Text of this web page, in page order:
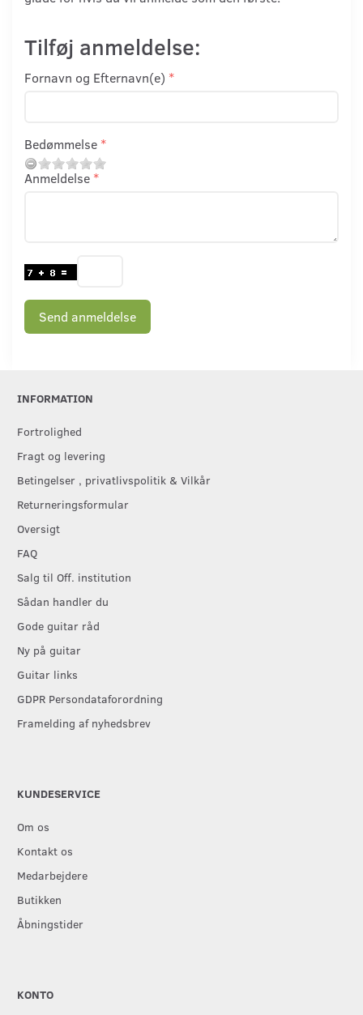
Tilføj anmeldelse:
Fornavn og Efternavn(e)
Bedømmelse
Anmeldelse
Send anmeldelse
INFORMATION
Fortrolighed
Fragt og levering
Betingelser , privatlivspolitik & Vilkår
Returneringsformular
Oversigt
FAQ
Salg til Off. institution
Sådan handler du
Gode guitar råd
Ny på guitar
Guitar links
GDPR Persondataforordning
Framelding af nyhedsbrev
KUNDESERVICE
Om os
Kontakt os
Medarbejdere
Butikken
Åbningstider
KONTO